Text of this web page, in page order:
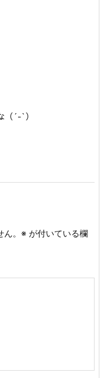
（´-`）
。 ※ が付いている欄